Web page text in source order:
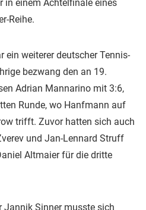
in einem Achtelfinale eines
Reihe.
weiterer deutscher Tennis-
bezwang den an 19.
Adrian Mannarino mit 3:6,
Runde, wo Hanfmann auf
trifft. Zuvor hatten sich auch
und Jan-Lennard Struff
Altmaier für die dritte
Jannik Sinner musste sich